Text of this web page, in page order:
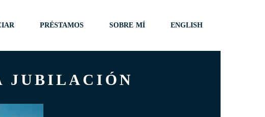
PRÉSTAMOS SOBRE MÍ ENGLISH
JUBILACIÓN